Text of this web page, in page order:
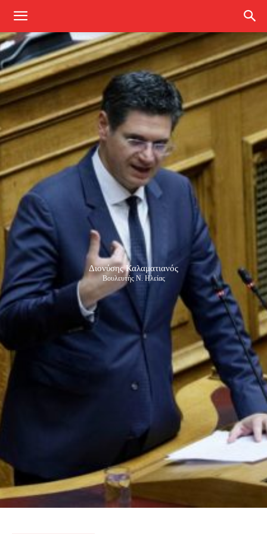
Διονύσης Καλαματιανός
Βουλευτής Ν. Ηλείας